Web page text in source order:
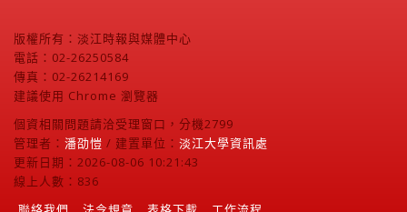
版權所有：淡江時報與媒體中心
電話：02-26250584
傳真：02-26214169
建議使用 Chrome 瀏覽器
個資相關問題請洽受理窗口，分機2799
管理者： 潘劭愷 / 建置單位： 淡江大學資訊處
更新日期：2026-08-06 10:21:43
線上人數：836